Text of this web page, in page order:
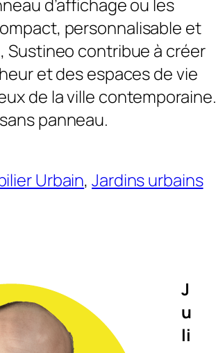
d’affichage ou les
personnalisable et
Sustineo contribue à créer
et des espaces de vie
de la ville contemporaine.
panneau.
Urbain, Jardins urbains
J
u
li